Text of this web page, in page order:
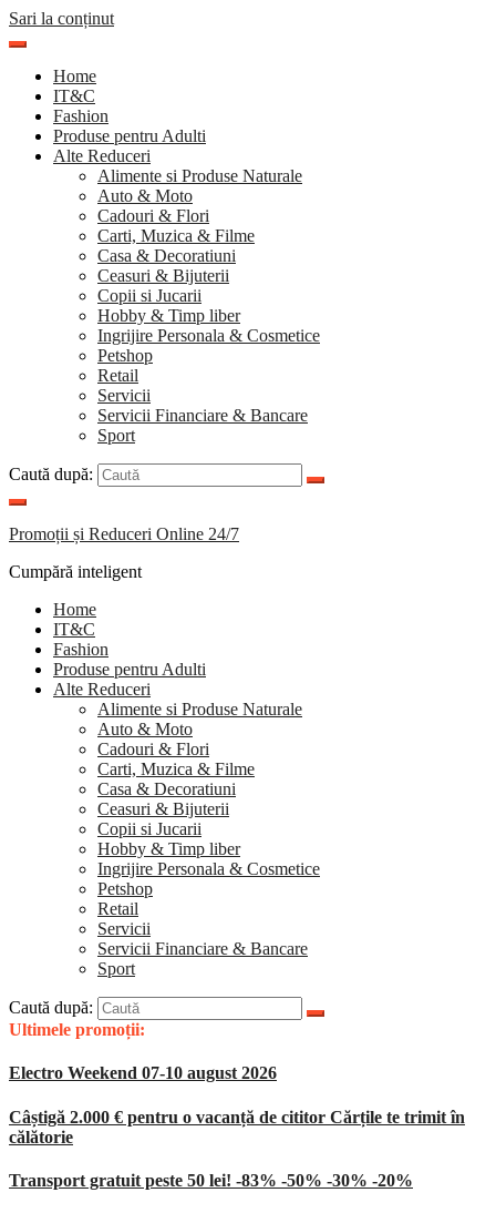
Sari la conținut
Home
IT&C
Fashion
Produse pentru Adulti
Alte Reduceri
Alimente si Produse Naturale
Auto & Moto
Cadouri & Flori
Carti, Muzica & Filme
Casa & Decoratiuni
Ceasuri & Bijuterii
Copii si Jucarii
Hobby & Timp liber
Ingrijire Personala & Cosmetice
Petshop
Retail
Servicii
Servicii Financiare & Bancare
Sport
Caută după:
Promoții și Reduceri Online 24/7
Cumpără inteligent
Home
IT&C
Fashion
Produse pentru Adulti
Alte Reduceri
Alimente si Produse Naturale
Auto & Moto
Cadouri & Flori
Carti, Muzica & Filme
Casa & Decoratiuni
Ceasuri & Bijuterii
Copii si Jucarii
Hobby & Timp liber
Ingrijire Personala & Cosmetice
Petshop
Retail
Servicii
Servicii Financiare & Bancare
Sport
Caută după:
Ultimele promoții:
Electro Weekend 07-10 august 2026
Câștigă 2.000 € pentru o vacanță de cititor Cărțile te trimit în
călătorie
Transport gratuit peste 50 lei! -83% -50% -30% -20%